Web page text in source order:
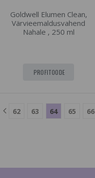
Goldwell Elumen Clean,
Värvieemaldusvahend
Nahale , 250 ml
PROFITOODE
62 63 64 65 66